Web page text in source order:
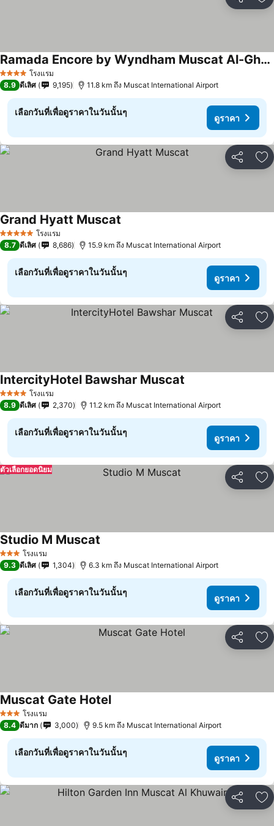
แชร์ เ
4 ดาว โรงแรม
Ramada Encore by Wyndham Muscat Al-Ghubra
8.9 ดีเลิศ 9,195 11.8 km ถึง Muscat International Airport
เลือกวันที่เพื่อดูราคาในวันนั้นๆ
ดูราคา
แชร์ เ
5 ดาว โรงแรม
Grand Hyatt Muscat
8.7 ดีเลิศ 8,686 15.9 km ถึง Muscat International Airport
เลือกวันที่เพื่อดูราคาในวันนั้นๆ
ดูราคา
แชร์ เ
4 ดาว โรงแรม
IntercityHotel Bawshar Muscat
8.9 ดีเลิศ 2,370 11.2 km ถึง Muscat International Airport
เลือกวันที่เพื่อดูราคาในวันนั้นๆ
ดูราคา
แชร์ เ
ตัวเลือกยอดนิยม
3 ดาว โรงแรม
Studio M Muscat
9.3 ดีเลิศ 1,304 6.3 km ถึง Muscat International Airport
เลือกวันที่เพื่อดูราคาในวันนั้นๆ
ดูราคา
แชร์ เ
3 ดาว โรงแรม
Muscat Gate Hotel
8.4 ดีมาก 3,000 9.5 km ถึง Muscat International Airport
เลือกวันที่เพื่อดูราคาในวันนั้นๆ
ดูราคา
แชร์ เ